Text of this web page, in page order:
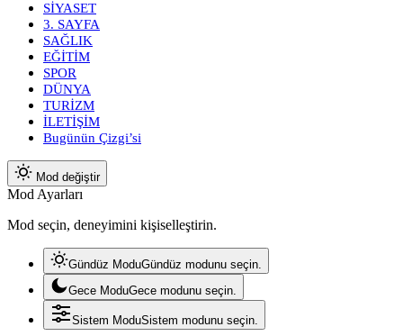
SİYASET
3. SAYFA
SAĞLIK
EĞİTİM
SPOR
DÜNYA
TURİZM
İLETİŞİM
Bugünün Çizgi’si
Mod değiştir
Mod Ayarları
Mod seçin, deneyimini kişiselleştirin.
Gündüz ModuGündüz modunu seçin.
Gece ModuGece modunu seçin.
Sistem ModuSistem modunu seçin.